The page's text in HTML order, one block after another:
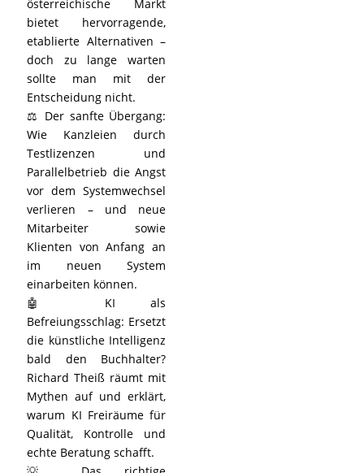
österreichische Markt
bietet hervorragende,
etablierte Alternativen –
doch zu lange warten
sollte man mit der
Entscheidung nicht.
⚖️ Der sanfte Übergang:
Wie Kanzleien durch
Testlizenzen und
Parallelbetrieb die Angst
vor dem Systemwechsel
verlieren – und neue
Mitarbeiter sowie
Klienten von Anfang an
im neuen System
einarbeiten können.
🤖 KI als
Befreiungsschlag: Ersetzt
die künstliche Intelligenz
bald den Buchhalter?
Richard Theiß räumt mit
Mythen auf und erklärt,
warum KI Freiräume für
Qualität, Kontrolle und
echte Beratung schafft.